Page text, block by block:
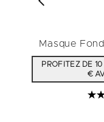
Masque
PROFITEZ DE
€